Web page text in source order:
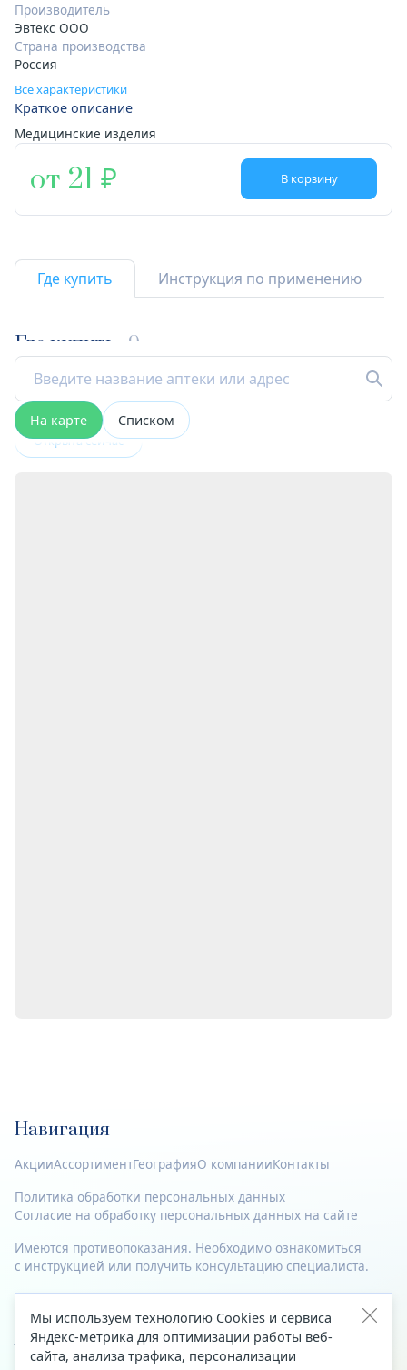
Производитель
Эвтекс ООО
Страна производства
Россия
Все характеристики
Краткое описание
Медицинские изделия
от 21 В корзину
Где купить Инструкция по применению
Где купить 9
На карте Списком
Открыта сейчас
Навигация
АкцииАссортиментГеографияО компанииКонтакты
Политика обработки персональных данных
Согласие на обработку персональных данных на сайте
Имеются противопоказания. Необходимо ознакомиться
с инструкцией или получить консультацию специалиста.
© 2023—2026 Все права защищены.
Адрес
Мы используем технологию Cookies и сервиса
Яндекс-метрика для оптимизации работы веб-
сайта, анализа трафика, персонализации